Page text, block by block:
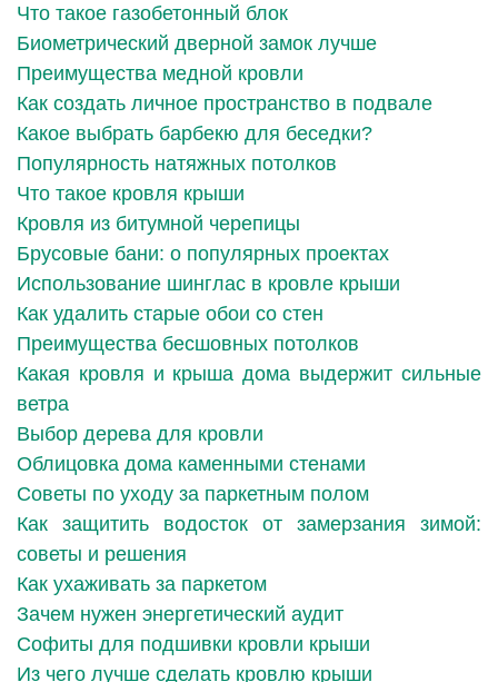
Что такое газобетонный блок
Биометрический дверной замок лучше
Преимущества медной кровли
Как создать личное пространство в подвале
Какое выбрать барбекю для беседки?
Популярность натяжных потолков
Что такое кровля крыши
Кровля из битумной черепицы
Брусовые бани: о популярных проектах
Использование шинглас в кровле крыши
Как удалить старые обои со стен
Преимущества бесшовных потолков
Какая кровля и крыша дома выдержит сильные
ветра
Выбор дерева для кровли
Облицовка дома каменными стенами
Советы по уходу за паркетным полом
Как защитить водосток от замерзания зимой:
советы и решения
Как ухаживать за паркетом
Зачем нужен энергетический аудит
Софиты для подшивки кровли крыши
Из чего лучше сделать кровлю крыши